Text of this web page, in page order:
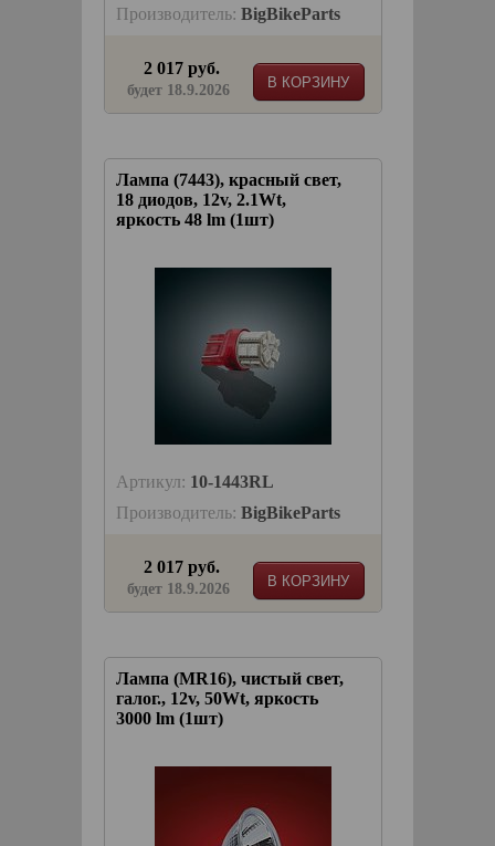
Производитель: BigBikeParts
В КОРЗИНУ
2 017 руб.
будет 18.9.2026
Лампа (7443), красный свет,
18 диодов, 12v, 2.1Wt,
яркость 48 lm (1шт)
Артикул: 10-1443RL
Производитель: BigBikeParts
В КОРЗИНУ
2 017 руб.
будет 18.9.2026
Лампа (MR16), чистый свет,
галог., 12v, 50Wt, яркость
3000 lm (1шт)